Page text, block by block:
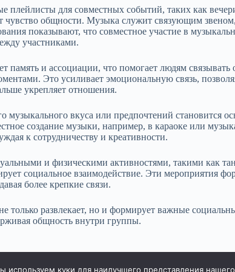
плейлисты для совместных событий, таких как
чувство общности. Музыка служит связующим
показывают, что совместное участие в
участниками.
память и ассоциации, что помогает людям
Это усиливает эмоциональную связь,
укрепляет отношения.
музыкального вкуса или предпочтений становится
создание музыки, например, в караоке или
к сотрудничеству и креативности.
и физическими активностями, такими как
социальное взаимодействие. Эти мероприятия
более крепкие связи.
только развлекает, но и формирует важные
общность внутри группы.
используем куки для наилучшего представления